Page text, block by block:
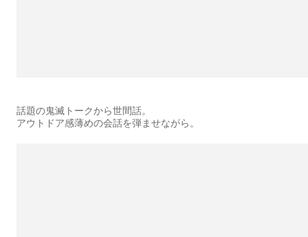
話題の鬼滅トークから世間話。
アウトドア感薄めの会話を弾ませながら。